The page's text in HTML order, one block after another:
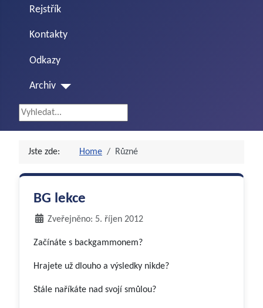
Rejstřík
Kontakty
Odkazy
Archiv
Vyhledávání...
Jste zde: Home Různé
BG lekce
Zveřejněno: 5. říjen 2012
Začínáte s backgammonem?
Hrajete už dlouho a výsledky nikde?
Stále naříkáte nad svojí smůlou?